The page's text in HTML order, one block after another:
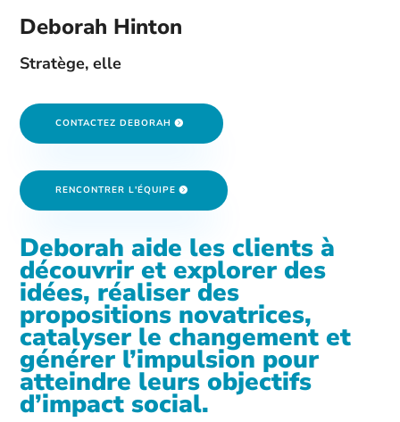
Deborah Hinton
Stratège, elle
CONTACTEZ DEBORAH
RENCONTRER L'ÉQUIPE
Deborah aide les clients à
découvrir et explorer des
idées, réaliser des
propositions novatrices,
catalyser le changement et
générer l’impulsion pour
atteindre leurs objectifs
d’impact social.